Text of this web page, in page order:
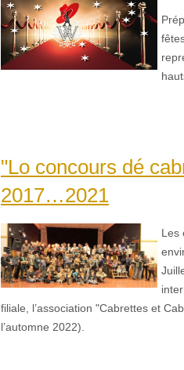
"Lo concours dé
2017…2021
Les
filiale, l’association "Cabrettes et
l’automne 2022).